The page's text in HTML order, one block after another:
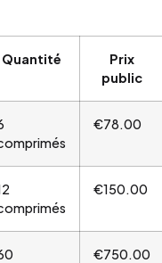
Quantité
Prix
public
€78.00
€150.00
€750.00